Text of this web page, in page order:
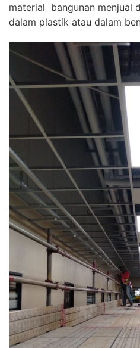
material bangunan menjual
dalam plastik atau dalam